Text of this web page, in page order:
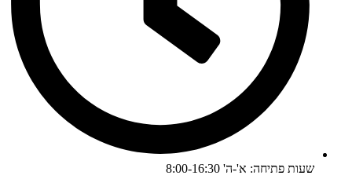
שעות פתיחה: א'-ה' 8:00-16:30